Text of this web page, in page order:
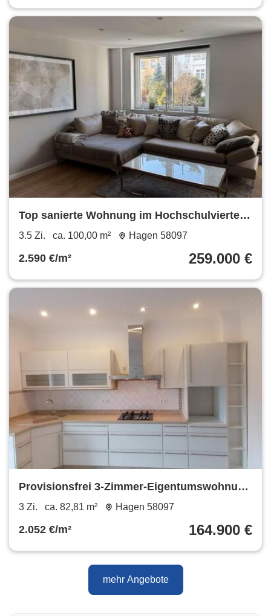
Top sanierte Wohnung im Hochschulviertel
*provisionsfrei*
3.5 Zi. ca. 100,00 m² Hagen 58097
2.590 €/m² 259.000 €
Provisionsfrei 3-Zimmer-Eigentumswohnung
mit Balkon, Kamin.
3 Zi. ca. 82,81 m² Hagen 58097
2.052 €/m² 164.900 €
mehr Angebote